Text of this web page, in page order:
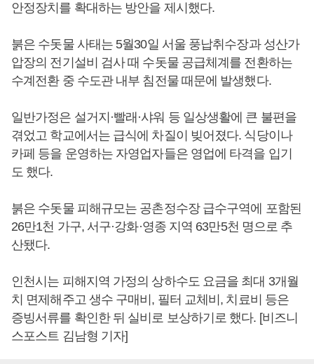
안정장치를 확대하는 방안을 제시했다.
붉은 수돗물 사태는 5월30일 서울 풍납취수장과 성산가
압장의 전기설비 검사 때 수돗물 공급체계를 전환하는
수계전환 중 수도관 내부 침전물 때문에 발생했다.
일반가정은 설거지·빨래·샤워 등 일상생활에 큰 불편을
겪었고 학교에서는 급식에 차질이 빚어졌다. 식당이나
카페 등을 운영하는 자영업자들은 영업에 타격을 입기
도 했다.
붉은 수돗물 피해규모는 공촌정수장 급수구역에 포함된
26만1천 가구, 서구·강화·영종 지역 63만5천 명으로 추
산됐다.
인천시는 피해지역 가정의 상하수도 요금을 최대 3개월
치 면제해주고 생수 구매비, 필터 교체비, 치료비 등은
증빙서류를 확인한 뒤 실비로 보상하기로 했다. [비즈니
스포스트 김남형 기자]